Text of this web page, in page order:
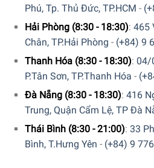
Thông số lắp đặt
Phú, Tp. Thủ Đức, TP.HCM -
Hải Phòng (8:30 - 18:30): 465
Chân, TP.Hải Phòng - (+84) 9
Thanh Hóa (8:30 - 18:30): 04/
P.Tân Sơn, TP.Thanh Hóa -
Đà Nẵng (8:30 - 18:30): 416
Trung, Quận Cẩm Lệ, TP Đà
Thái Bình (8:30 - 21:00): 33
Bình, T.Hưng Yên - (+84) 9